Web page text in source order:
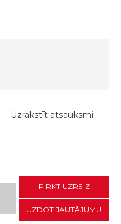
- Uzrakstīt atsauksmi
PIRKT UZREIZ
UZDOT JAUTĀJUMU